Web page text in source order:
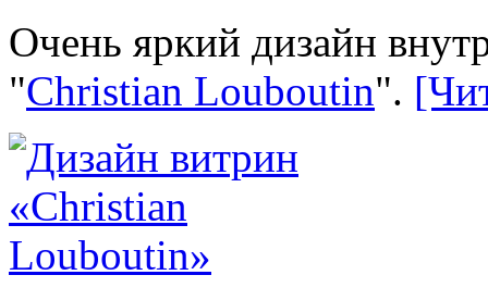
Очень яркий дизайн
"Christian Louboutin".